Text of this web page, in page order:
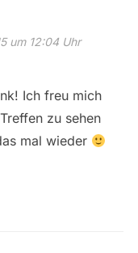
um 12:04 Uhr
Ich freu mich
zu sehen
mal wieder